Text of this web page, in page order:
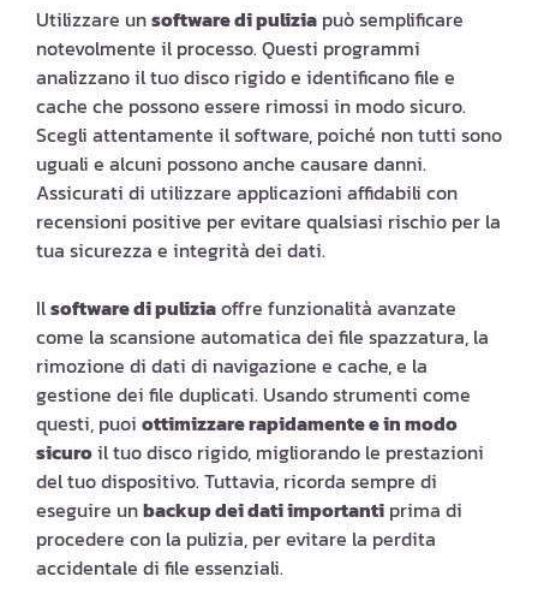
Utilizzare unsoftware di pulizia può semplificare
notevolmente il processo. Questi programmi
analizzano il tuo disco rigido e identificano file e
cache che possono essere rimossi in modo sicuro.
Scegli attentamente il software, poiché non tutti sono
uguali e alcuni possono anche causare danni.
Assicurati di utilizzare applicazioni affidabili con
recensioni positive per evitare qualsiasi rischio per la
tua sicurezza e integrità dei dati.
Ilsoftware di puliziaoffre funzionalità avanzate
come la scansione automatica dei file spazzatura, la
rimozione di dati di navigazione e cache, e la
gestione dei file duplicati. Usando strumenti come
questi, puoi ottimizzare rapidamente e in modo
sicuroil tuo disco rigido, migliorando le prestazioni
del tuo dispositivo. Tuttavia, ricorda sempre di
eseguire unbackup dei dati importanti prima di
procedere con la pulizia, per evitare la perdita
accidentale di file essenziali.